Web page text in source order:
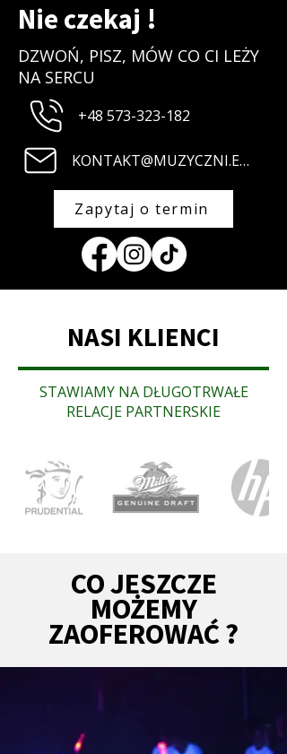
Nie czekaj !
DZWOŃ, PISZ, MÓW CO CI LEŻY
NA SERCU
+48 573-323-182
KONTAKT@MUZYCZNI.EU
Zapytaj o termin
NASI KLIENCI
STAWIAMY NA DŁUGOTRWAŁE
RELACJE PARTNERSKIE
CO JESZCZE
MOŻEMY
ZAOFEROWAĆ ?